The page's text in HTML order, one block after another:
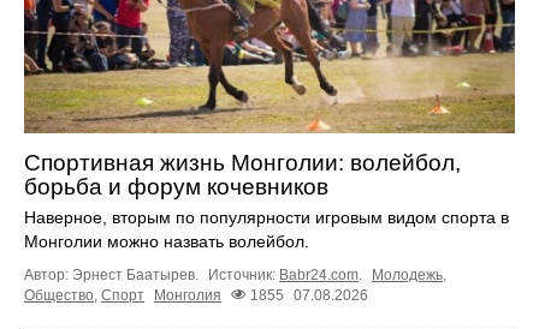
Спортивная жизнь Монголии: волейбол,
борьба и форум кочевников
Наверное, вторым по популярности игровым видом спорта в
Монголии можно назвать волейбол.
Автор: Эрнест Баатырев. Источник: Babr24.com. Молодежь,
Общество, Спорт Монголия 1855 07.08.2026